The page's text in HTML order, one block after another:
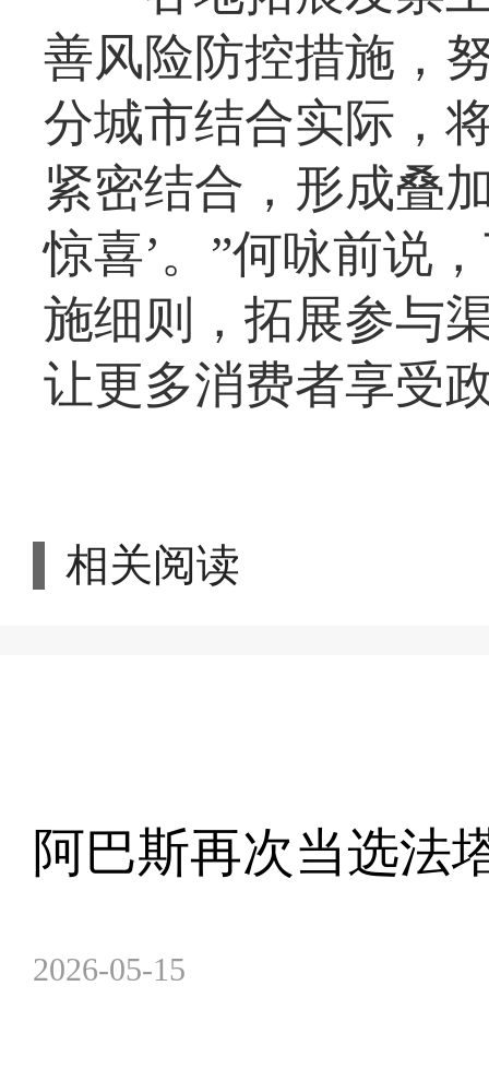
善风险防控措施，
分城市结合实际，
紧密结合，形成叠
惊喜’。”何咏前说
施细则，拓展参与
让更多消费者享受
相关阅读
阿巴斯再次当选法
2026-05-15